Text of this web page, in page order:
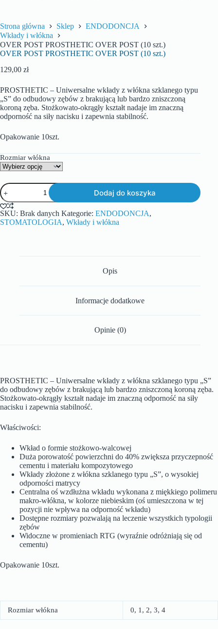
Strona główna Sklep
ENDODONCJA
Wkłady i włókna
OVER POST PROSTHETIC OVER POST (10 szt.)
OVER POST PROSTHETIC OVER POST (10 szt.)
129,00 zł
PROSTHETIC – Uniwersalne wkłady z włókna szklanego typu
„S” do odbudowy zębów z brakującą lub bardzo zniszczoną
koroną zęba. Stożkowato-okrągły kształt nadaje im znaczną
odporność na siły nacisku i zapewnia stabilność.
Opakowanie 10szt.
Rozmiar włókna
Dodaj do koszyka
SKU: Brak danych Kategorie: ENDODONCJA,
STOMATOLOGIA, Wkłady i włókna
Opis
Informacje dodatkowe
Opinie (0)
PROSTHETIC – Uniwersalne wkłady z włókna szklanego typu „S”
do odbudowy zębów z brakującą lub bardzo zniszczoną koroną zęba.
Stożkowato-okrągły kształt nadaje im znaczną odporność na siły
nacisku i zapewnia stabilność.
Właściwości:
Wkład o formie stożkowo-walcowej
Duża porowatość powierzchni do 40% zwiększa przyczepność
cementu i materiału kompozytowego
Wkłady złożone z włókna szklanego typu „S”, o wysokiej
odporności matrycy
Centralna oś wzdłużna wkładu wykonana z miękkiego polimeru
makro-włókna, w kolorze niebieskim (oś umieszczona w tej
pozycji nie wpływa na odporność wkładu)
Dostępne rozmiary pozwalają na leczenie wszystkich typologii
zębów
Widoczne w promieniach RTG (wyraźnie odróżniają się od
cementu)
Opakowanie 10szt.
Rozmiar włókna 0, 1, 2, 3, 4